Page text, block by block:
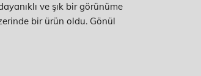
ve şık bir görünüme
bir ürün oldu. Gönül